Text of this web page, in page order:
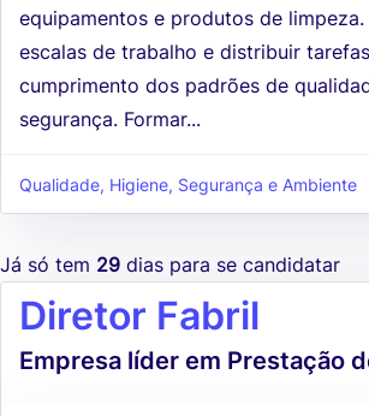
equipamentos e produtos de
escalas de trabalho e distribuir
cumprimento dos padrões de
segurança. Formar...
Qualidade, Higiene, Segurança e Ambiente
Já só tem 29 dias para se candidatar
Diretor Fabril
Empresa líder em Prestação